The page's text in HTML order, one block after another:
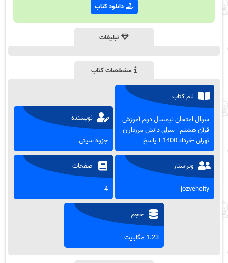
دانلود کتاب
تبلیغات
مشخصات کتاب
نام کتاب
سوال امتحان نیمسال دوم آموزش
قرآن هشتم - سرای دانش مرزداران
تهران -خرداد 1400 + پاسخ
نویسنده
جزوه سیتی
ویراستار
jozvehcity
صفحات
4
حجم
1.23 مگابایت